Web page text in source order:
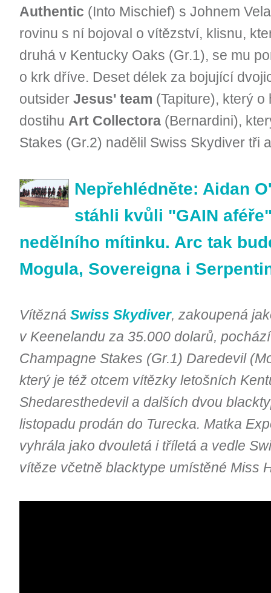
Authentic (Into Mischief) s Johnem
rovinu s ní bojoval o vítězství, klisnu,
druhá v Kentucky Oaks (Gr.1), se mu
o krk dříve. Deset délek za bojující
outsider Jesus' team (Tapiture), který
dostihu Art Collectora (Bernardini),
Stakes (Gr.2) nadělil Swiss Skydiver tři
Nepřehlédněte: Aidan
stáhli kvůli "GAIN
nedělního mítinku. Arc tak
Mogula, Sovereigna i
Vítězná Swiss Skydiver, zakoupená
v Keenelandu za 35.000 dolarů,
Champagne Stakes (Gr.1) Daredevil
který je též otcem vítězky letošních
Shedaresthedevil a dalších dvou
listopadu prodán do Turecka. Matka
vyhrála jako dvouletá i tříletá a vedle
vítěze včetně blacktype umístěné Miss